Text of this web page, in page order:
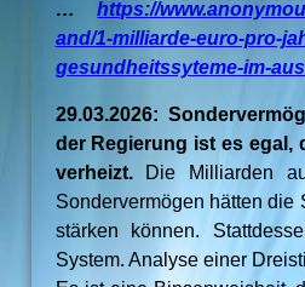
…https://
and/1-milliarde-euro-pro-
gesundheitssyteme-im-
29.03.2026:
der Regierung ist es egal,
verheizt. Die Milliarden
Sondervermögen hätten die
stärken können.
System. Analyse einer